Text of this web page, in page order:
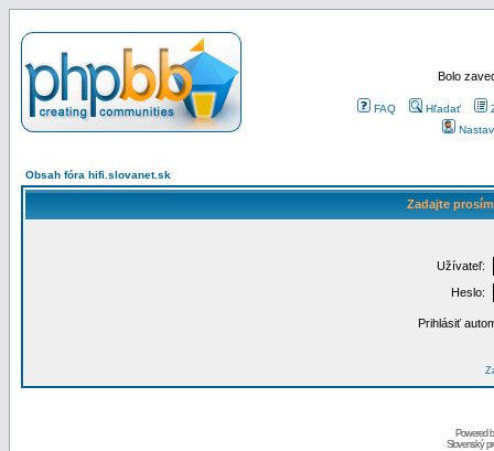
Bolo
FAQ Hľadať
Obsah fóra hifi.slovanet.sk
Zadajte
Užívateľ:
Heslo:
Prihlásiť
Powered
Slovenský